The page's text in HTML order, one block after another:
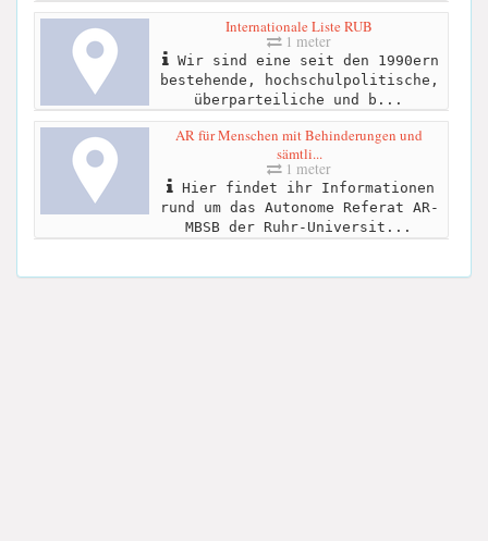
Internationale Liste RUB
1 meter
Wir sind eine seit den 1990ern
bestehende, hochschulpolitische,
überparteiliche und b...
AR für Menschen mit Behinderungen und
sämtli...
1 meter
Hier findet ihr Informationen
rund um das Autonome Referat AR-
MBSB der Ruhr-Universit...